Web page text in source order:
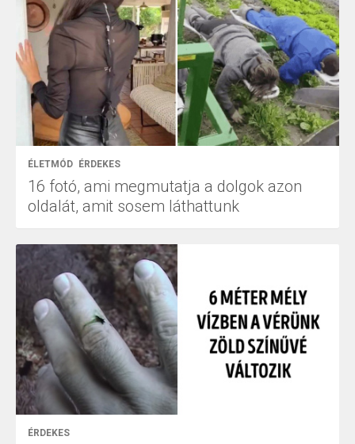
ÉLETMÓD ÉRDEKES
16 fotó, ami megmutatja a dolgok azon
oldalát, amit sosem láthattunk
ÉRDEKES